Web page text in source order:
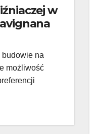
w
na
możliwość